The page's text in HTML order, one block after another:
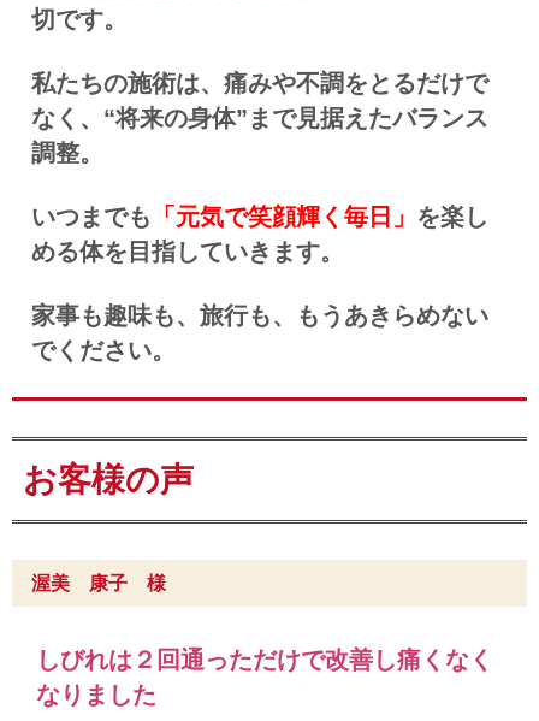
切です。
私たちの施術は、痛みや不調をとるだけで
なく、“将来の身体”まで見据えたバランス
調整。
いつまでも 「元気で笑顔輝く毎日」 を楽し
める体を目指していきます。
家事も趣味も、旅行も、もうあきらめない
でください。
お客様の声
渥美 康子 様
しびれは２回通っただけで改善し痛くなく
なりました